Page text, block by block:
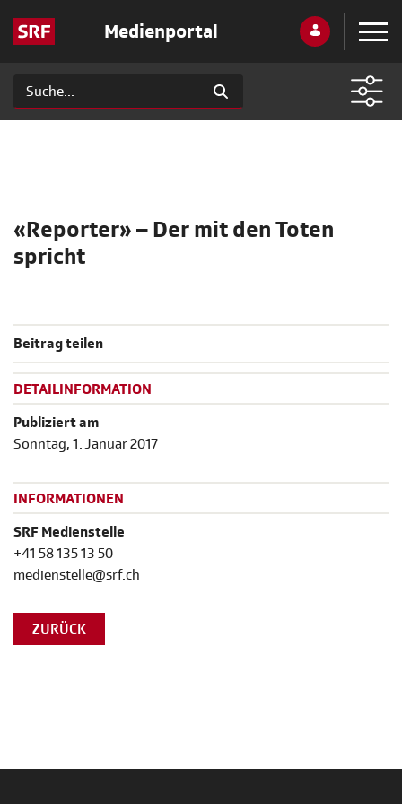
Medienportal
«Reporter» – Der mit den Toten
spricht
Beitrag teilen
DETAILINFORMATION
Publiziert am
Sonntag, 1. Januar 2017
INFORMATIONEN
SRF Medienstelle
+41 58 135 13 50
medienstelle@srf.ch
ZURÜCK